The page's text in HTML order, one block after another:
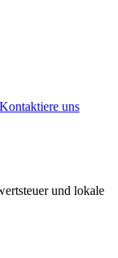
Kontaktiere uns
und lokale